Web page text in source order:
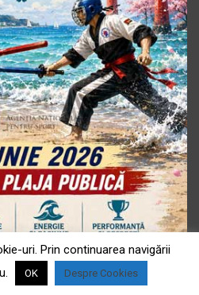
uri. Prin continuarea navigării
OK Despre Cookies